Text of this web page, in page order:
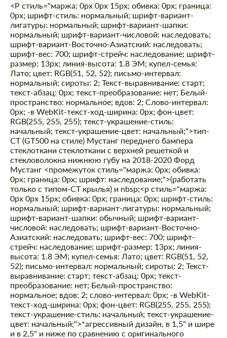
Описание
<Р стиль="маржа: 0px 0px 15px; обивка: 0px; граница:
0px; шрифт-стиль: нормальный; шрифт-вариант-
лигатуры: нормальный; шрифт-вариант-шапки:
нормальный; шрифт-вариант-числовой: наследовать;
шрифт-вариант-Восточно-Азиатский: наследовать;
шрифт-вес: 700; шрифт-стрейч: наследование; шрифт-
размер: 13px; линия-высота: 1.8 ЭМ; купел-семья:
Лато; цвет: RGB(51, 52, 52); письмо-интервал:
нормальный; сироты: 2; Текст-выравнивание: старт;
текст-абзац: 0px; текст-преобразование: нет; Белый-
пространство: нормальное; вдов: 2; Слово-интервал:
0px; -в WebKit-текст-ход-ширина: 0px; фон-цвет:
RGB(255, 255, 255); текст-украшение-стиль:
начальный; текст-украшение-цвет: начальный;">тип-
СТ (GT500 на стиле) Мустанг переднего бампера
стеклоткани стеклоткани с верхней решеткой и
стекловолокна нижнюю губу на 2018-2020 Форд
Мустанг <промежуток стиль="маржа: 0px; обивка:
0px; граница: 0px; шрифт: наследование;">(работать
только с типом-СТ крылья) и nbsp;<р стиль="маржа:
0px 0px 15px; обивка: 0px; граница: 0px; шрифт-стиль:
нормальный; шрифт-вариант-лигатуры: нормальный;
шрифт-вариант-шапки: обычный; шрифт-вариант-
числовой: наследовать; шрифт-вариант-Восточно-
Азиатский: наследовать; шрифт-вес: 700; шрифт-
стрейч: наследование; шрифт-размер: 13px; линия-
высота: 1.8 ЭМ; купел-семья: Лато; цвет: RGB(51, 52,
52); письмо-интервал: нормальный; сироты: 2; Текст-
выравнивание: старт; текст-абзац: 0px; текст-
преобразование: нет; Белый-пространство:
нормальное; вдов: 2; слово-интервал: 0px; -в WebKit-
текст-ход-ширина: 0px; фон-цвет: RGB(255, 255, 255);
текст-украшение-стиль: начальный; текст-украшение-
цвет: начальный;">*агрессивный дизайн, в 1,5" и шире
и в 2,5" и ниже по сравнению с оригинального